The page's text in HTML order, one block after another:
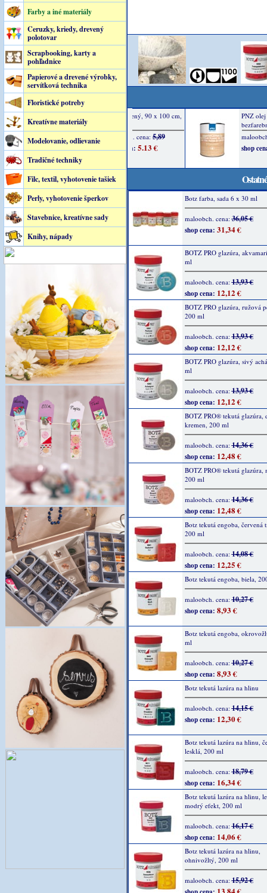
Farby a iné materiály
Ceruzky, kriedy, drevený
polotovar
Scrapbooking, karty a
pohľadnice
Papierové a drevené výrobky,
servítková technika
Floristické potreby
Kreatívne materiály
Modelovanie, odlievanie
Tradičné techniky
Filc, textil, vyhotovenie tašiek
Perly, vyhotovenie šperkov
Stavebnice, kreatívne sady
Knihy, nápady
Botz farba, sada 6 x 30 ml
maloobch. cena:36,05 €
shop cena: 31,34 €
BOTZ PRO glazúra,
ml
maloobch. cena:13,93 €
shop cena: 12,12 €
BOTZ PRO glazúra, ružová
200 ml
maloobch. cena:13,93 €
shop cena: 12,12 €
BOTZ PRO glazúra, sivý
ml
maloobch. cena:13,93 €
shop cena: 12,12 €
BOTZ PRO® tekutá glazúra,
kremen, 200 ml
maloobch. cena:14,36 €
shop cena: 12,48 €
BOTZ PRO® tekutá glazúra,
200 ml
maloobch. cena:14,36 €
shop cena: 12,48 €
Botz tekutá engoba, červená
200 ml
maloobch. cena:14,08 €
shop cena: 12,25 €
Botz tekutá engoba, biela,
maloobch. cena:10,27 €
shop cena: 8,93 €
Botz tekutá engoba,
ml
maloobch. cena:10,27 €
shop cena: 8,93 €
Botz tekutá lazúra na hlinu
maloobch. cena:14,15 €
shop cena: 12,30 €
Botz tekutá lazúra na hlinu,
lesklá, 200 ml
maloobch. cena:18,79 €
shop cena: 16,34 €
Botz tekutá lazúra na hlinu,
modrý efekt, 200 ml
maloobch. cena:16,17 €
shop cena: 14,06 €
Botz tekutá lazúra na hlinu,
ohnivožltý, 200 ml
maloobch. cena:15,92 €